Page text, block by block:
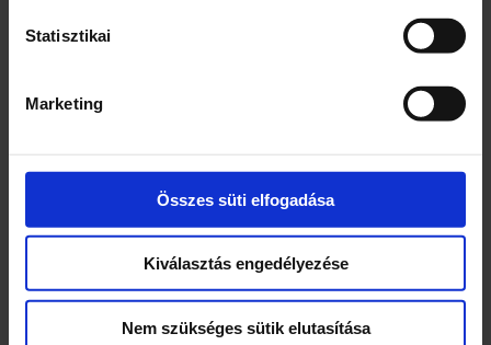
Statisztikai
Marketing
Összes süti elfogadása
Kiválasztás engedélyezése
Nem szükséges sütik elutasítása
Savanyúságot szabályozó anyag:
Édesítőszer: sztéviából származó szteviol
glikozidok
Pantoténsav (B5-vitamin)
A-vitamin
Újrahasznosítás egyéb szöveg
Hasznosíts újra, újrahasznosítható vagyok